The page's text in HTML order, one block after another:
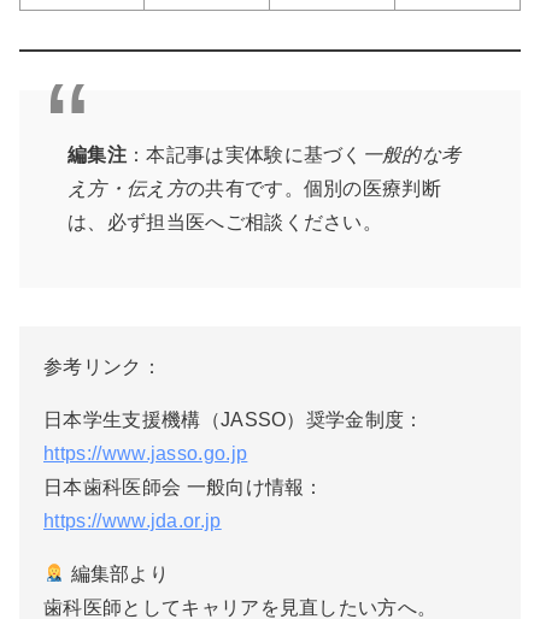
編集注：本記事は実体験に基づく 一般的な考
え方・伝え方の共有です。個別の医療判断
は、必ず担当医へご相談ください。
参考リンク：
日本学生支援機構（JASSO）奨学金制度：
https://www.jasso.go.jp
日本歯科医師会 一般向け情報：
https://www.jda.or.jp
編集部より
歯科医師としてキャリアを見直したい方へ。